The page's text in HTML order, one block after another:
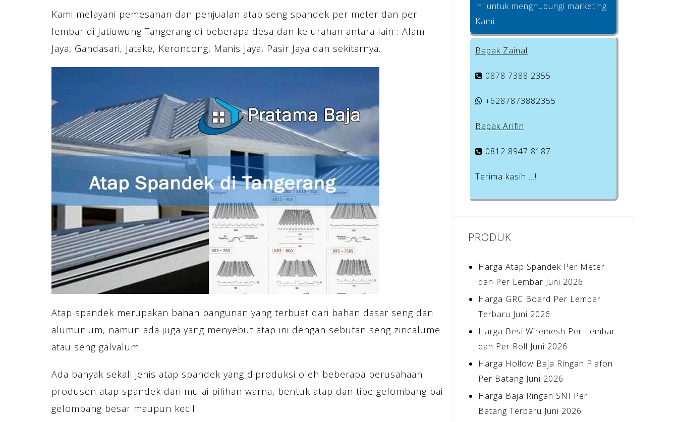
Kami melayani pemesanan dan penjualan atap seng spandek per meter dan per
lembar di Jatiuwung Tangerang di beberapa desa dan kelurahan antara lain : Alam
Jaya, Gandasari, Jatake, Keroncong, Manis Jaya, Pasir Jaya dan sekitarnya.
Atap spandek merupakan bahan bangunan yang terbuat dari bahan dasar seng dan
alumunium, namun ada juga yang menyebut atap ini dengan sebutan seng zincalume
atau seng galvalum.
Ada banyak sekali jenis atap spandek yang diproduksi oleh beberapa perusahaan
produsen atap spandek dari mulai pilihan warna, bentuk atap dan tipe gelombang bai
gelombang besar maupun kecil.
ini untuk menghubungi marketing
Kami.
Bapak Zainal
0878 7388 2355
+6287873882355
Bapak Arifin
0812 8947 8187
Terima kasih …!
PRODUK
Harga Atap Spandek Per Meter
dan Per Lembar Juni 2026
Harga GRC Board Per Lembar
Terbaru Juni 2026
Harga Besi Wiremesh Per Lembar
dan Per Roll Juni 2026
Harga Hollow Baja Ringan Plafon
Per Batang Juni 2026
Harga Baja Ringan SNI Per
Batang Terbaru Juni 2026